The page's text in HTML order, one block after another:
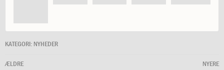
Jeanne
KATEGORI: NYHEDER
ÆLDRE NYERE